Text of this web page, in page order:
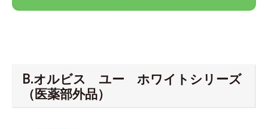
B.オルビス ユー ホワイトシリーズ
（医薬部外品）